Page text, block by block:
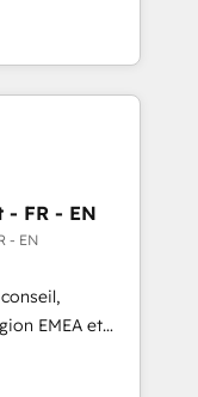
🧩
- Improve
with less
handle the
your ideal
maximize
- FR - EN
- EN
EMEA et
CRM et